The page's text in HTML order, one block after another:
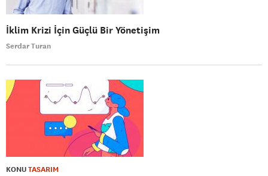
İklim Krizi İçin Güçlü Bir Yönetişim
Serdar Turan
KONUTASARIM